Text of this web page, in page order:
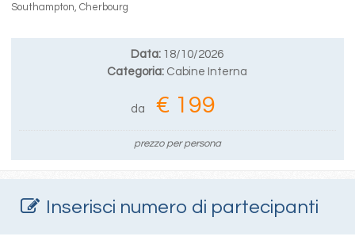
Southampton, Cherbourg
Data: 18/10/2026
Categoria: Cabine Interna
da € 199
prezzo per persona
Inserisci numero di partecipanti